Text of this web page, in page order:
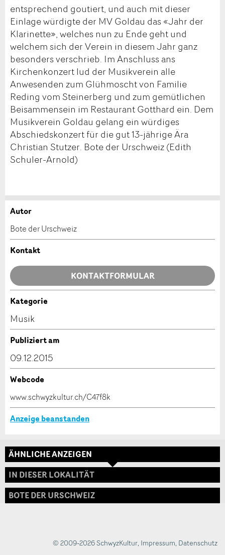
entsprechend goutiert, und auch mit dieser
Einlage würdigte der MV Goldau das «Jahr der
Klarinette», welches nun zu Ende geht und
welchem sich der Verein in diesem Jahr ganz
besonders verschrieb. Im Anschluss ans
Kirchenkonzert lud der Musikverein alle
Anwesenden zum Glühmoscht von Familie
Reding vom Steinerberg und zum gemütlichen
Beisammensein im Restaurant Gotthard ein. Dem
Musikverein Goldau gelang ein würdiges
Abschiedskonzert für die gut 13-jährige Ära
Christian Stutzer. Bote der Urschweiz (Edith
Schuler-Arnold)
Anzeige beanstanden
Ihr Feedback wird sehr geschätzt!
Allgemeines Feedback
Anzeige nicht mehr gültig
Anzeige unvollständig
* Eingabe erforderlich
Anzeige weiterempfehlen
Empfehlen Sie diese Anzeige an Freunde weiter.
* Eingabe erforderlich
Autor
Bote der Urschweiz
Kontakt
KONTAKTFORMULAR
Kontakt
Verfassen Sie eine Nachricht für die Kontaktpersonen
Adresse
Kategorie
Musik
Publiziert am
09.12.2015
Webcode
www.schwyzkultur.ch/C47f8k
Anzeige beanstanden
ÄHNLICHE ANZEIGEN
IN DIESER LOKALITÄT
BOTE DER URSCHWEIZ
© 2009-2026 SchwyzKultur Impressum Datenschutz